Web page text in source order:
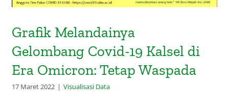
Grafik Melandainya
Gelombang Covid-19 Kalsel di
Era Omicron: Tetap Waspada
17 Maret 2022 | Visualisasi Data